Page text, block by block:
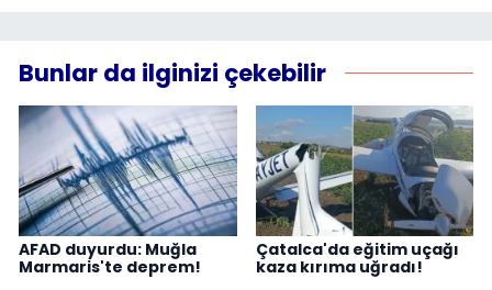
Bunlar da ilginizi çekebilir
AFAD duyurdu: Muğla
Marmaris'te deprem!
Çatalca'da eğitim uçağı
kaza kırıma uğradı!